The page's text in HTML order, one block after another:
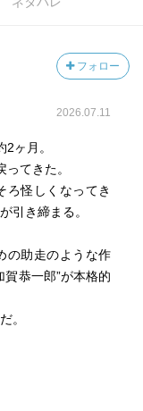
フォロー
2026.07.11
ヶ月。
てきた。
ろ怪しくなってき
引き締まる。
の助走のような作
恭一郎”が本格的
。